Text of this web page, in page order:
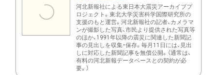
河北新報社による東日本大震災アーカイブプ
ロジェクト。東北大学災害科学国際研究所の
支援のもと運営。河北新報社の記者、カメラマ
ンが撮影した写真、市民より提供された写真等
のほか、1991年以降の震災に関連した新聞記
事の見出しを収集・保存。毎月11日には、見出
しに対応した新聞記事を無償公開。（通常は、
有料の河北新報データベースとの契約が必
要。）